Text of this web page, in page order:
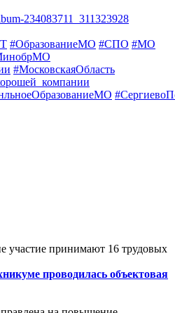
234083711_311323928
#ОбразованиеМО #СПО #МО
#МосковскаяОбласть
участие принимают 16 трудовых
проводилась объектовая